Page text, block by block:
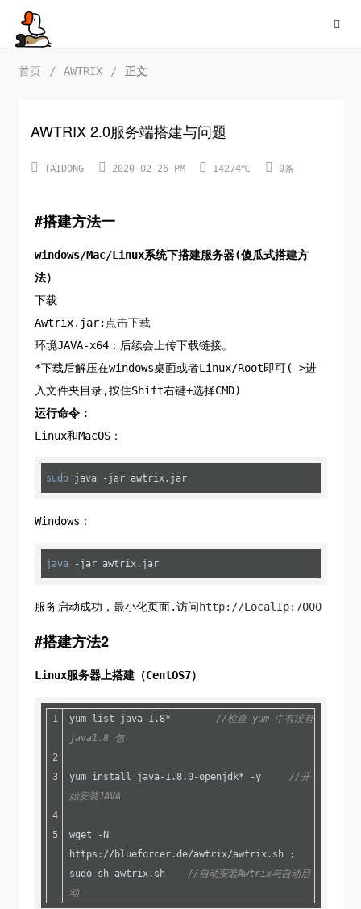
首页 / AWTRIX / 正文
AWTRIX 2.0服务端搭建与问题
 TAIDONG  2020-02-26 PM  14274℃  0条
#搭建方法一
windows/Mac/Linux系统下搭建服务器(傻瓜式搭建方
法）
下载
Awtrix.jar: 点击下载
环境JAVA-x64：后续会上传下载链接。
*下载后解压在windows桌面或者Linux/Root即可(->进
入文件夹目录,按住Shift右键+选择CMD)
运行命令：
Linux和MacOS：
sudo java -jar awtrix.jar
Windows：
java -jar awtrix.jar
服务启动成功，最小化页面.访问http://LocalIp:7000
#搭建方法2
Linux服务器上搭建（CentOS7）
yum list java-1 .8*
//检查 yum 中有没有
java1.8 包
yum install java-1 .8.0-openjdk* -y
//开
始安装JAVA
wget -N
https://blueforcer.de/awtrix/awtrix.sh ;
sudo sh awtrix.sh
//自动安装Awtrix与自动启
动